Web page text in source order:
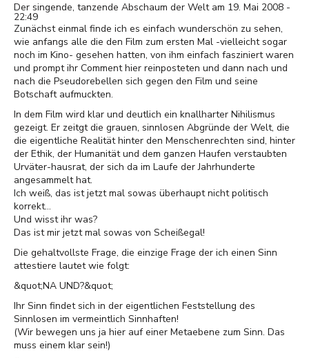
Der singende, tanzende Abschaum der Welt am 19. Mai 2008 -
22:49
Zunächst einmal finde ich es einfach wunderschön zu sehen,
wie anfangs alle die den Film zum ersten Mal -vielleicht sogar
noch im Kino- gesehen hatten, von ihm einfach fasziniert waren
und prompt ihr Comment hier reinposteten und dann nach und
nach die Pseudorebellen sich gegen den Film und seine
Botschaft aufmuckten.
In dem Film wird klar und deutlich ein knallharter Nihilismus
gezeigt. Er zeitgt die grauen, sinnlosen Abgründe der Welt, die
die eigentliche Realität hinter den Menschenrechten sind, hinter
der Ethik, der Humanität und dem ganzen Haufen verstaubten
Urväter-hausrat, der sich da im Laufe der Jahrhunderte
angesammelt hat.
Ich weiß, das ist jetzt mal sowas überhaupt nicht politisch
korrekt...
Und wisst ihr was?
Das ist mir jetzt mal sowas von Scheißegal!
Die gehaltvollste Frage, die einzige Frage der ich einen Sinn
attestiere lautet wie folgt:
&quot;NA UND?&quot;
Ihr Sinn findet sich in der eigentlichen Feststellung des
Sinnlosen im vermeintlich Sinnhaften!
(Wir bewegen uns ja hier auf einer Metaebene zum Sinn. Das
muss einem klar sein!)